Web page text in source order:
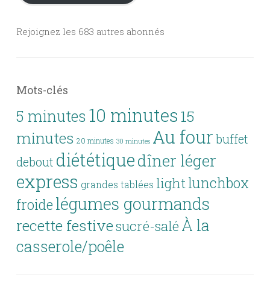
Rejoignez les 683 autres abonnés
Mots-clés
5 minutes 10 minutes15
minutes 20 minutes 30 minutes Au fourbuffet
debout diététiquedîner léger
express grandes tablées light lunchbox
froide légumes gourmands
recette festivesucré-salé À la
casserole/poêle